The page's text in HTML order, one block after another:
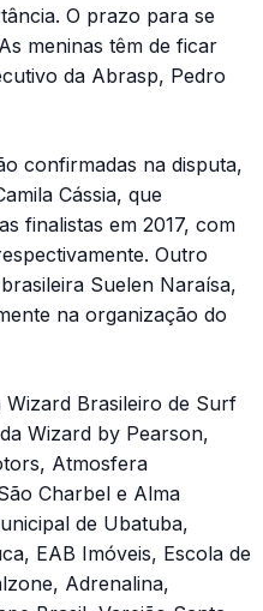
O prazo para se
meninas têm de ficar
da Abrasp, Pedro
confirmadas na disputa,
Cássia, que
finalistas em 2017, com
Outro
Suelen Naraísa,
na organização do
Wizard Brasileiro de Surf
Wizard by Pearson,
Atmosfera
Charbel e Alma
de Ubatuba,
EAB Imóveis, Escola de
Adrenalina,